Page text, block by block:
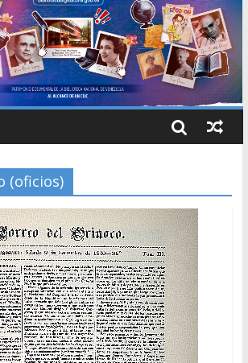
de 2006 N° 38.394
obras de Modesta Bor
(oficios)